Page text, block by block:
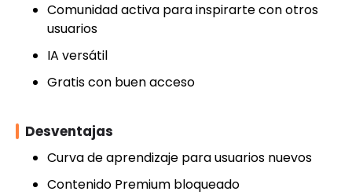
Comunidad activa para inspirarte con otros
usuarios
IA versátil
Gratis con buen acceso
Desventajas
Curva de aprendizaje para usuarios nuevos
Contenido Premium bloqueado